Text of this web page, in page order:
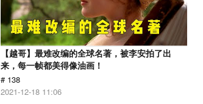
【越哥】最难改编的全球名著，被李安拍了出
来，每一帧都美得像油画！
# 138
2021-12-18 11:06